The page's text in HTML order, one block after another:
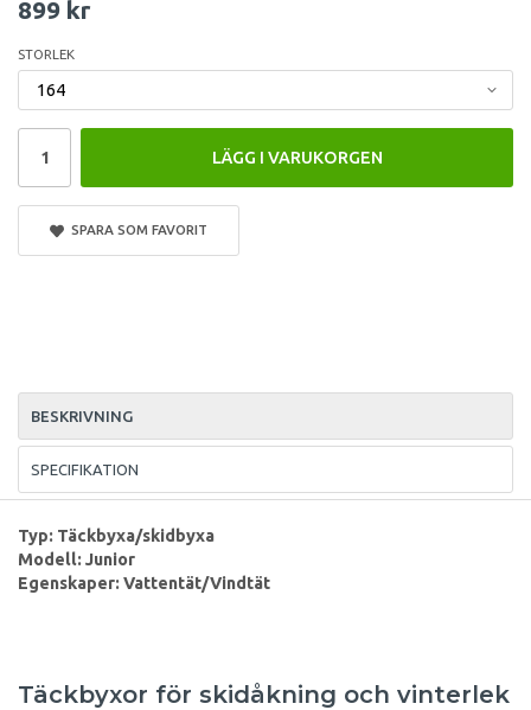
899 kr
STORLEK
LÄGG I VARUKORGEN
SPARA SOM FAVORIT
BESKRIVNING
SPECIFIKATION
Typ: Täckbyxa/skidbyxa
Modell: Junior
Egenskaper: Vattentät/Vindtät
Täckbyxor för skidåkning och vinterlek